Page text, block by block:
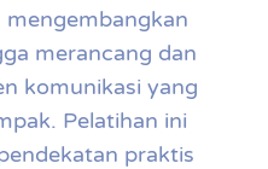
merancang dan
komunikasi yang
Pelatihan ini
praktis